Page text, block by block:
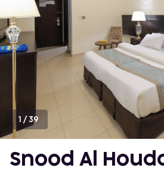
1 /39
Snood Al